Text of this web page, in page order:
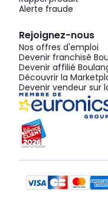
Alerte fraude
Rejoignez-nous
Nos offres d'emploi
Devenir franchisé
Devenir affilié
Découvrir la
Devenir vendeur sur